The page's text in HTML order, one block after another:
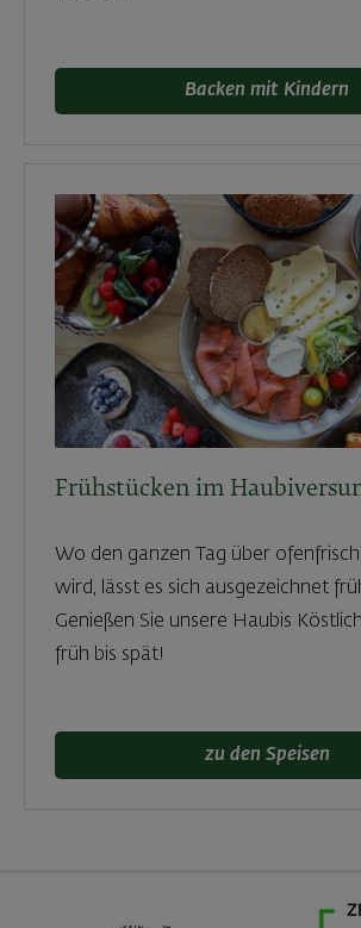
Backen mit Kindern
Frühstücken im
Wo den ganzen Tag über
wird, lässt es sich ausgezeichnet
Genießen Sie unsere Haubis
früh bis spät!
zu den Speisen